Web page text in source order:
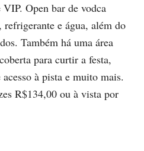
Open bar de vodca
e água, além do
Também há uma área
para curtir a festa,
à pista e muito mais.
R$134,00 ou à vista por